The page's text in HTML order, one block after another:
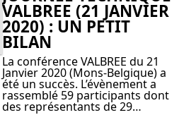
VALBREE (21 JANVIER
2020) : UN PETIT
BILAN
La conférence VALBREE du 21
Janvier 2020 (Mons-Belgique) a
été un succès. L’évènement a
rassemblé 59 participants dont
des représentants de 29…